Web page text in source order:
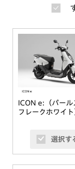
ICON e:（パール
フレークホワイト
選択す